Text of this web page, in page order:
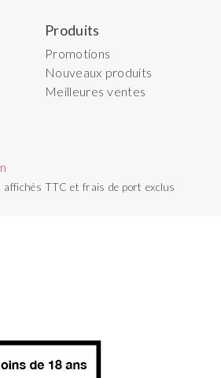
Produits
Promotions
Nouveaux produits
Meilleures ventes
TTC et frais de port exclus